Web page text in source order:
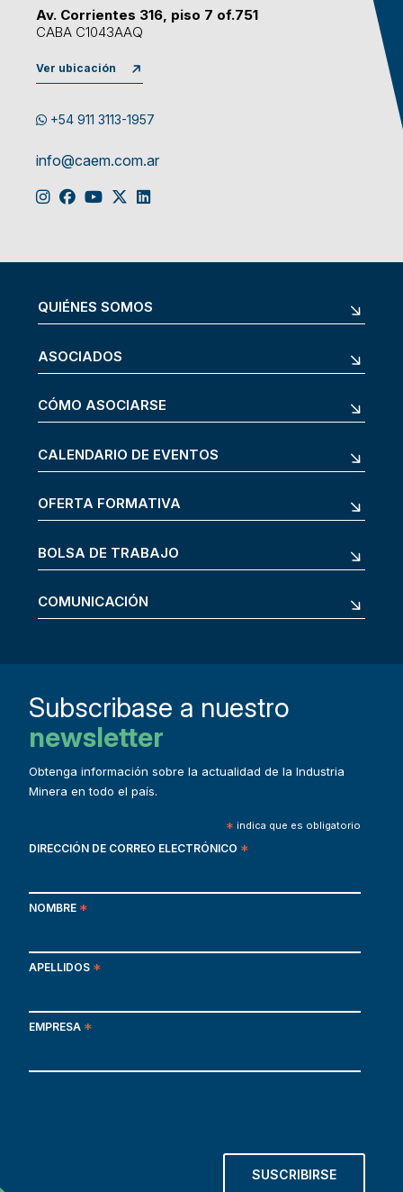
Av. Corrientes 316, piso 7 of.751
CABA C1043AAQ
Ver ubicación
+54 911 3113-1957
info@caem.com.ar
QUIÉNES SOMOS
ASOCIADOS
CÓMO ASOCIARSE
CALENDARIO DE EVENTOS
OFERTA FORMATIVA
BOLSA DE TRABAJO
COMUNICACIÓN
Subscribase a nuestro
newsletter
Obtenga información sobre la actualidad de la Industria
Minera en todo el país.
* indica que es obligatorio
DIRECCIÓN DE CORREO ELECTRÓNICO *
NOMBRE *
APELLIDOS *
EMPRESA *